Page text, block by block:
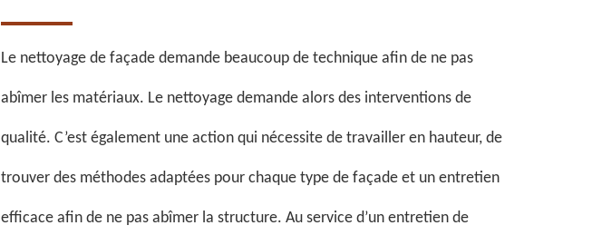
Le nettoyage de façade demande beaucoup de technique afin de ne pas
abîmer les matériaux. Le nettoyage demande alors des interventions de
qualité. C’est également une action qui nécessite de travailler en hauteur, de
trouver des méthodes adaptées pour chaque type de façade et un entretien
efficace afin de ne pas abîmer la structure. Au service d’un entretien de